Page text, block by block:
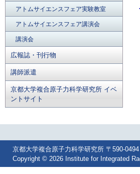
アトムサイエンスフェア実験教室
アトムサイエンスフェア講演会
講演会
広報誌・刊行物
講師派遣
京都大学複合原子力科学研究所 イベ
ントサイト
京都大学複合原子力科学研究所 〒590-
Copyright © 2026 Institute for Integrated